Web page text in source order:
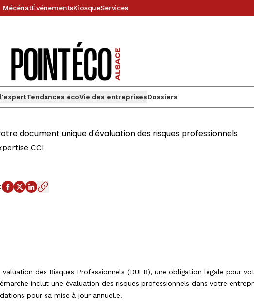
MécénatÉvénementsKiosqueServices
Tendances écoVie des entreprisesDossiers
document unique d'évaluation des risques professionnels
CCI
:
des Risques Professionnels (DUER), une obligation légale pour
inclut une évaluation des risques professionnels dans votre
pour sa mise à jour annuelle.